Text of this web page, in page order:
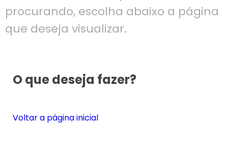
procurando, escolha abaixo a página
que deseja visualizar.
O que deseja fazer?
Voltar a página inicial